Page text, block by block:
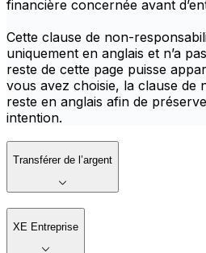
financière concernée avant
Cette clause de non-
uniquement en anglais et n’a
reste de cette page puisse
vous avez choisie, la clause de
reste en anglais afin de
intention.
Transférer de l’argent
XE Entreprise